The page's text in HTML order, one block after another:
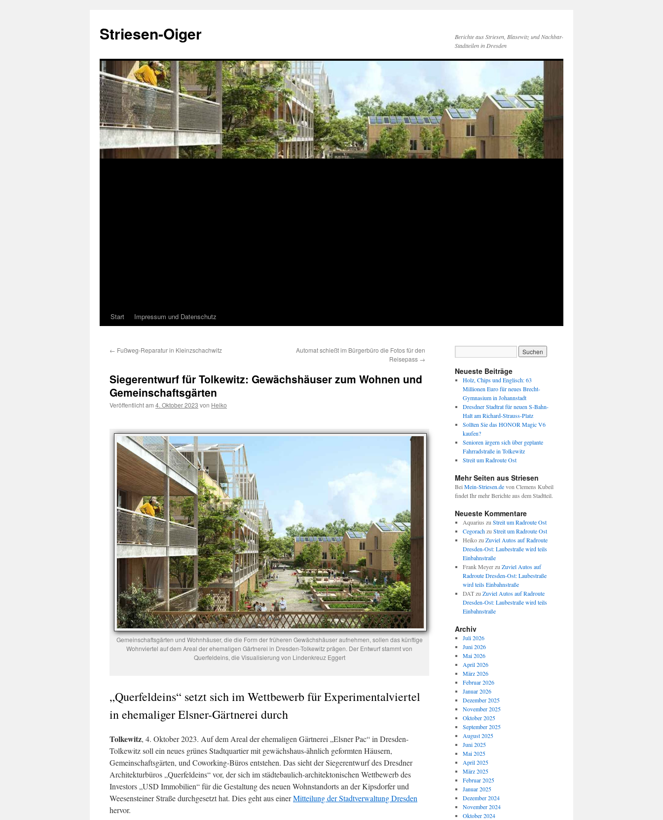
springen
Striesen-Oiger
Berichte aus Striesen, Blasewitz und Nachbar-
Stadtteilen in Dresden
Start Impressum und Datenschutz
← Fußweg-Reparatur in Kleinzschachwitz
Automat schießt im Bürgerbüro die Fotos für den
Reisepass →
Siegerentwurf für Tolkewitz: Gewächshäuser zum Wohnen und
Gemeinschaftsgärten
Veröffentlicht am 4. Oktober 2023 von Heiko
Gemeinschaftsgärten und Wohnhäuser, die die Form der früheren Gewächshäuser aufnehmen, sollen das künftige
Wohnviertel auf dem Areal der ehemaligen Gärtnerei in Dresden-Tolkewitz prägen. Der Entwurf stammt von
Querfeldeins, die Visualisierung von Lindenkreuz Eggert
„Querfeldeins“ setzt sich im Wettbewerb für Experimentalviertel
in ehemaliger Elsner-Gärtnerei durch
Tolkewitz, 4. Oktober 2023. Auf dem Areal der ehemaligen Gärtnerei „Elsner Pac“ in Dresden-
Tolkewitz soll ein neues grünes Stadtquartier mit gewächshaus-ähnlich geformten Häusern,
Gemeinschaftsgärten, und Coworking-Büros entstehen. Das sieht der Siegerentwurf des Dresdner
Architekturbüros „Querfeldeins“ vor, der sich im städtebaulich-architektonischen Wettbewerb des
Investors „USD Immobilien“ für die Gestaltung des neuen Wohnstandorts an der Kipsdorfer und
Weesensteiner Straße durchgesetzt hat. Dies geht aus einerMitteilung der Stadtverwaltung Dresden
hervor.
Neueste Beiträge
Holz, Chips und Englisch: 63
Millionen Euro für neues Brecht-
Gymnasium in Johannstadt
Dresdner Stadtrat für neuen S-Bahn-
Halt am Richard-Strauss-Platz
Sollten Sie das HONOR Magic V6
kaufen?
Senioren ärgern sich über geplante
Fahrradstraße in Tolkewitz
Streit um Radroute Ost
Mehr Seiten aus Striesen
Bei Mein-Striesen.devon Clemens Kubeil
findet Ihr mehr Berichte aus dem Stadtteil.
Neueste Kommentare
Aquarius zu Streit um Radroute Ost
Cegorachzu Streit um Radroute Ost
Heikozu Zuviel Autos auf Radroute
Dresden-Ost: Laubestraße wird teils
Einbahnstraße
Frank Meyerzu Zuviel Autos auf
Radroute Dresden-Ost: Laubestraße
wird teils Einbahnstraße
DATzu Zuviel Autos auf Radroute
Dresden-Ost: Laubestraße wird teils
Einbahnstraße
Archiv
Juli 2026
Juni 2026
Mai 2026
April 2026
März 2026
Februar 2026
Januar 2026
Dezember 2025
November 2025
Oktober 2025
September 2025
August 2025
Juni 2025
Mai 2025
April 2025
März 2025
Februar 2025
Januar 2025
Dezember 2024
November 2024
Oktober 2024